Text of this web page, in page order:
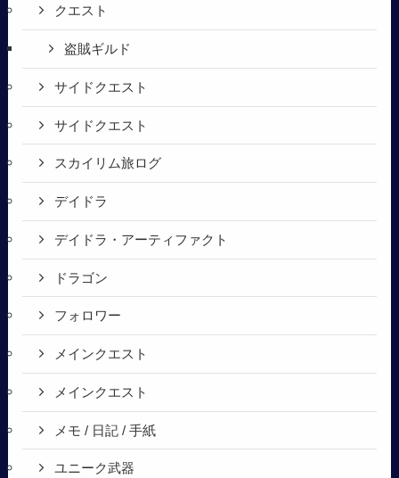
クエスト
盗賊ギルド
サイドクエスト
サイドクエスト
スカイリム旅ログ
デイドラ
デイドラ・アーティファクト
ドラゴン
フォロワー
メインクエスト
メインクエスト
メモ / 日記 / 手紙
ユニーク武器